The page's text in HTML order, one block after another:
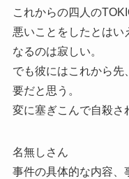
これからの四人の
悪いことをしたとはい
なるのは寂しい。
でも彼にはこれから先
要だと思う。
変に塞ぎこんで自殺さ
名無しさん
事件の具体的な内容、